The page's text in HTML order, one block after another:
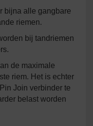
bijna alle gangbare
riemen.
bij tandriemen
de maximale
riem. Het is echter
Join verbinder te
belast worden